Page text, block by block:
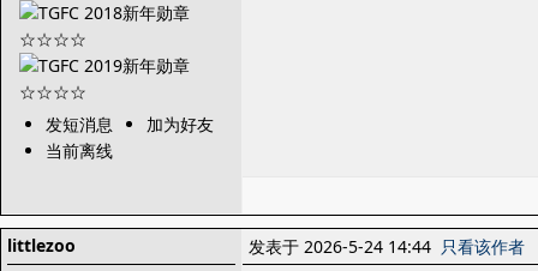
发短消息
加为好友
当前离线
littlezoo
发表于 2026-5-24 14:44 只看该作者